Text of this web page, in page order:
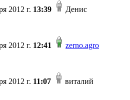
2012 г. 13:39 Денис
2012 г. 12:41 zerno.agro
2012 г. 11:07 виталий